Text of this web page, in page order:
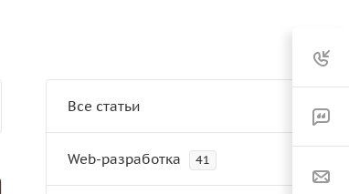
Все статьи
Web-разработка 41